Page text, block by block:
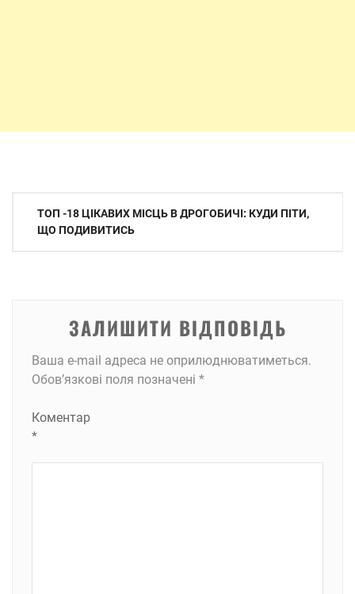
Навігація
записів
ТОП -18 ЦІКАВИХ МІСЦЬ В ДРОГОБИЧІ: КУДИ ПІТИ,
ЩО ПОДИВИТИСЬ
ЗАЛИШИТИ ВІДПОВІДЬ
Ваша e-mail адреса не оприлюднюватиметься.
Обов’язкові поля позначені *
Коментар
*